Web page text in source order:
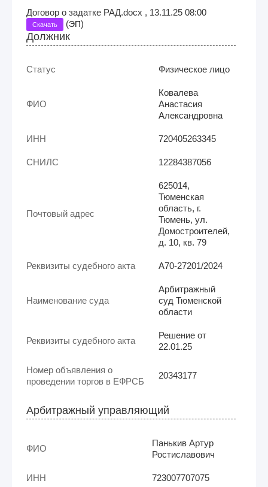
Договор о задатке РАД.docx , 13.11.25 08:00
Скачать (ЭП)
Должник
Статус Физическое лицо
ФИО
Ковалева
Анастасия
Александровна
ИНН 720405263345
СНИЛС 12284387056
Почтовый адрес
625014,
Тюменская
область, г.
Тюмень, ул.
Домостроителей,
д. 10, кв. 79
Реквизиты судебного акта А70-27201/2024
Наименование суда
Арбитражный
суд Тюменской
области
Реквизиты судебного акта
Решение от
22.01.25
Номер объявления о
проведении торгов в ЕФРСБ
20343177
Арбитражный управляющий
ФИО
Панькив Артур
Ростиславович
ИНН 723007707075